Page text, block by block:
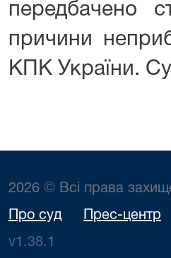
передбачено
причини
КПК України.
2026 © Всі права
Про суд Прес-центр
v1.38.1